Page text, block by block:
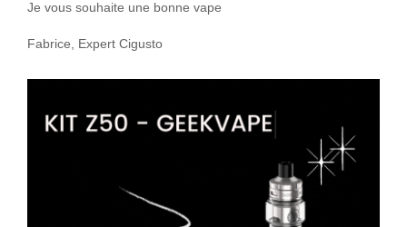
Je vous souhaite une bonne vape
Fabrice, Expert Cigusto